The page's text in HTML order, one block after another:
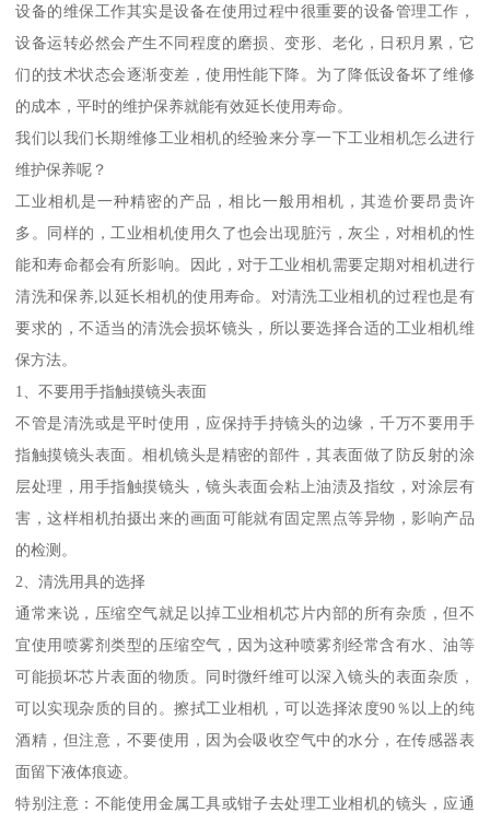
设备的维保工作其实是设备在使用过程中很重要的设备管理工作，
设备运转必然会产生不同程度的磨损、变形、老化，日积月累，它
们的技术状态会逐渐变差，使用性能下降。为了降低设备坏了维修
的成本，平时的维护保养就能有效延长使用寿命。
我们以我们长期维修工业相机的经验来分享一下工业相机怎么进行
维护保养呢？
工业相机是一种精密的产品，相比一般用相机，其造价要昂贵许
多。同样的，工业相机使用久了也会出现脏污，灰尘，对相机的性
能和寿命都会有所影响。因此，对于工业相机需要定期对相机进行
清洗和保养,以延长相机的使用寿命。对清洗工业相机的过程也是有
要求的，不适当的清洗会损坏镜头，所以要选择合适的工业相机维
保方法。
1、不要用手指触摸镜头表面
不管是清洗或是平时使用，应保持手持镜头的边缘，千万不要用手
指触摸镜头表面。相机镜头是精密的部件，其表面做了防反射的涂
层处理，用手指触摸镜头，镜头表面会粘上油渍及指纹，对涂层有
害，这样相机拍摄出来的画面可能就有固定黑点等异物，影响产品
的检测。
2、清洗用具的选择
通常来说，压缩空气就足以掉工业相机芯片内部的所有杂质，但不
宜使用喷雾剂类型的压缩空气，因为这种喷雾剂经常含有水、油等
可能损坏芯片表面的物质。同时微纤维可以深入镜头的表面杂质，
可以实现杂质的目的。擦拭工业相机，可以选择浓度90％以上的纯
酒精，但注意，不要使用，因为会吸收空气中的水分，在传感器表
面留下液体痕迹。
特别注意：不能使用金属工具或钳子去处理工业相机的镜头，应通